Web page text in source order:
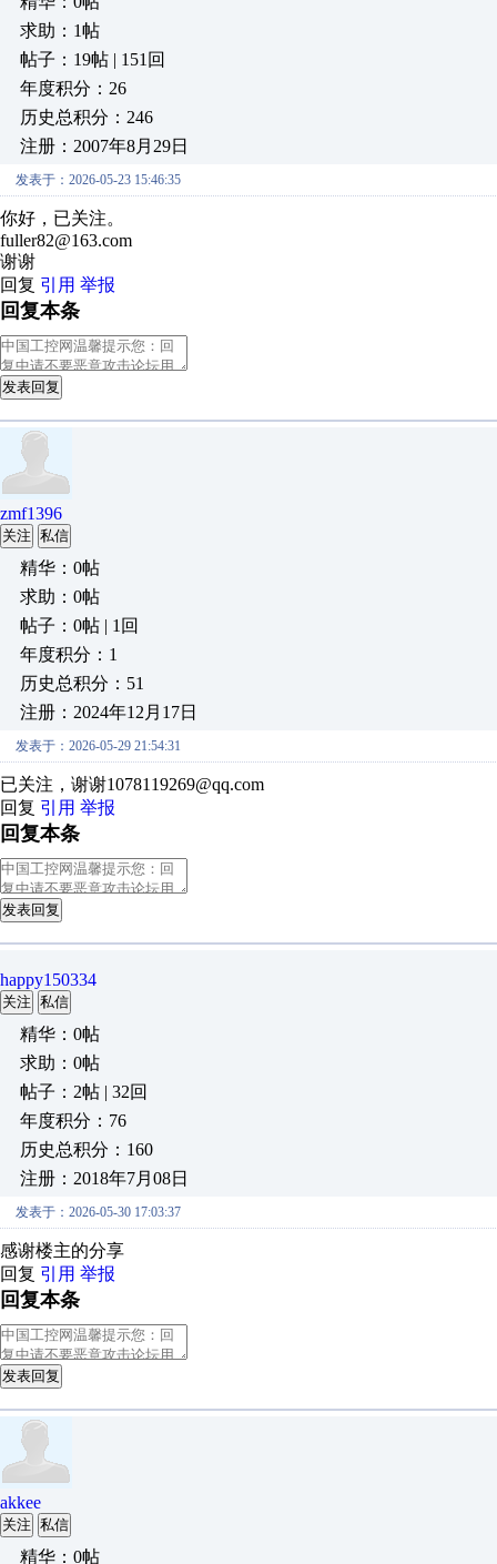
求助：1帖
帖子：19帖 | 151回
年度积分：26
历史总积分：246
注册：2007年8月29日
发表于：2026-05-23 15:46:35
你好，已关注。
fuller82@163.com
谢谢
回复 引用 举报
回复本条
发表回复
zmf1396
关注 私信
精华：0帖
求助：0帖
帖子：0帖 | 1回
年度积分：1
历史总积分：51
注册：2024年12月17日
发表于：2026-05-29 21:54:31
已关注，谢谢1078119269@qq.com
回复 引用 举报
回复本条
发表回复
happy150334
关注 私信
精华：0帖
求助：0帖
帖子：2帖 | 32回
年度积分：76
历史总积分：160
注册：2018年7月08日
发表于：2026-05-30 17:03:37
感谢楼主的分享
回复 引用 举报
回复本条
发表回复
akkee
关注 私信
精华：0帖